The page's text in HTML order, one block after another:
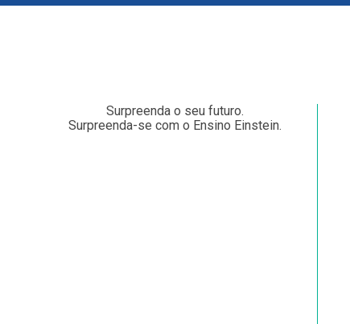
Surpreenda o seu futuro.
Surpreenda-se com o Ensino Einstein.